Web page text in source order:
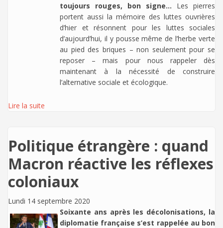
toujours rouges, bon signe… Les pierres
portent aussi la mémoire des luttes ouvrières
d’hier et résonnent pour les luttes sociales
d’aujourd’hui, il y pousse même de l’herbe verte
au pied des briques – non seulement pour se
reposer – mais pour nous rappeler dès
maintenant à la nécessité de construire
l’alternative sociale et écologique.
Lire la suite
Politique étrangère : quand
Macron réactive les réflexes
coloniaux
Lundi 14 septembre 2020
Soixante ans après les décolonisations, la
diplomatie française s’est rappelée au bon